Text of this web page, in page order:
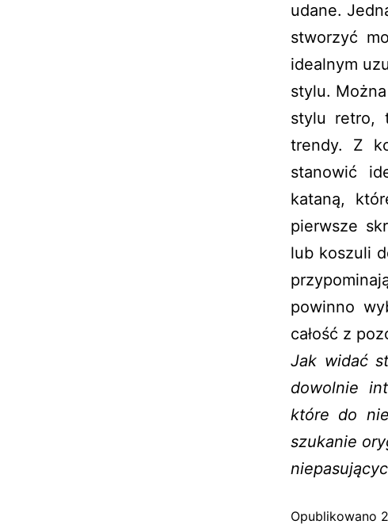
udane.
stworzyć
idealnym
stylu.
stylu retro,
trendy. Z
stanowić
kataną,
pierwsze
lub koszuli
powinno
całość z
Jak widać
dowolnie
które do
szukanie
Opublikowano